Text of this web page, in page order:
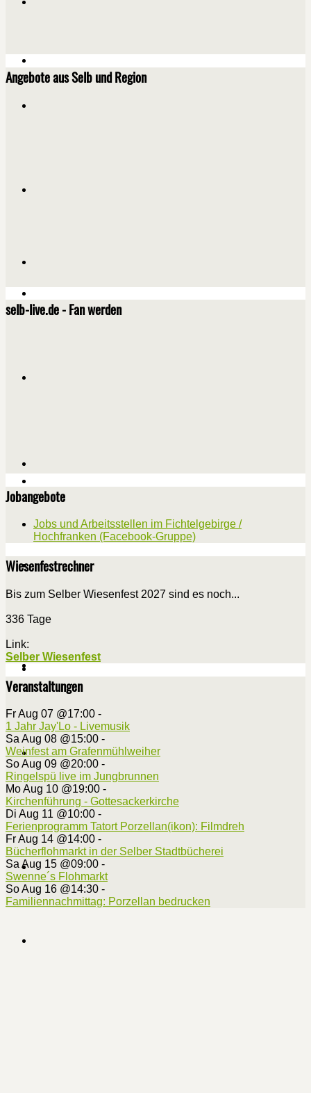
Angebote aus Selb und Region
selb-live.de - Fan werden
Jobangebote
Jobs und Arbeitsstellen im Fichtelgebirge /
Hochfranken (Facebook-Gruppe)
Wiesenfestrechner
Bis zum Selber Wiesenfest 2027 sind es noch...
336 Tage
Link:
Selber Wiesenfest
Veranstaltungen
Fr Aug 07 @17:00 -
1 Jahr Jay'Lo - Livemusik
Sa Aug 08 @15:00 -
Weinfest am Grafenmühlweiher
So Aug 09 @20:00 -
Ringelspü live im Jungbrunnen
Mo Aug 10 @19:00 -
Kirchenführung - Gottesackerkirche
Di Aug 11 @10:00 -
Ferienprogramm Tatort Porzellan(ikon): Filmdreh
Fr Aug 14 @14:00 -
Bücherflohmarkt in der Selber Stadtbücherei
Sa Aug 15 @09:00 -
Swenne´s Flohmarkt
So Aug 16 @14:30 -
Familiennachmittag: Porzellan bedrucken